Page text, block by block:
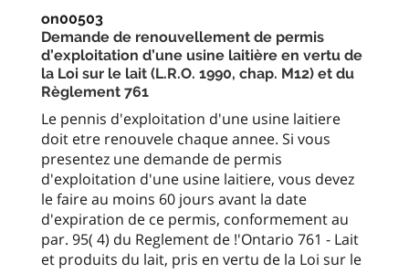
on00503
Demande de renouvellement de permis
d’exploitation d’une usine laitière en vertu de
la Loi sur le lait (L.R.O. 1990, chap. M12) et du
Règlement 761
Le pennis d'exploitation d'une usine laitiere
doit etre renouvele chaque annee. Si vous
presentez une demande de permis
d'exploitation d'une usine laitiere, vous devez
le faire au moins 60 jours avant la date
d'expiration de ce permis, conformement au
par. 95( 4) du Reglement de !'Ontario 761 - Lait
et produits du lait, pris en vertu de la Loi sur le